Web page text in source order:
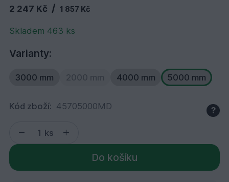
2 247 Kč / 1 857 Kč
Skladem 463 ks
Varianty:
3000 mm 2000 mm 4000 mm 5000 mm
Kód zboží: 45705000MD ?
ks
Do košíku